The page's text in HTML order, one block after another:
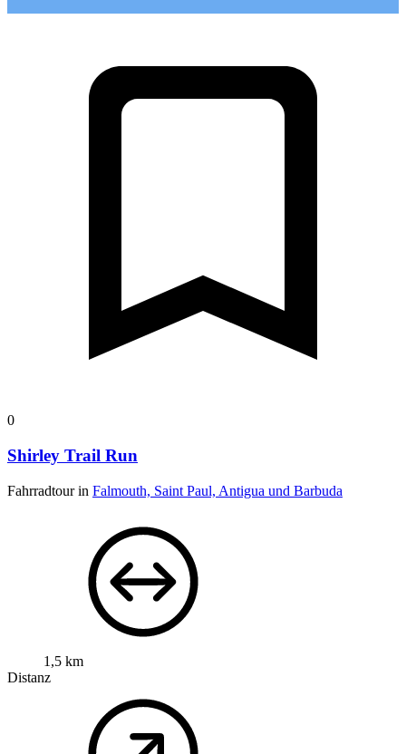
0
Shirley Trail Run
Fahrradtour in Falmouth, Saint Paul, Antigua und Barbuda
1,5 km
Distanz